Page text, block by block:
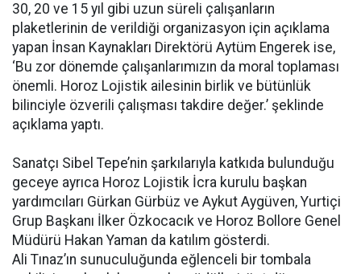
30, 20 ve 15 yıl gibi uzun süreli çalışanların
plaketlerinin de verildiği organizasyon için açıklama
yapan İnsan Kaynakları Direktörü Aytüm Engerek ise,
‘Bu zor dönemde çalışanlarımızın da moral toplaması
önemli. Horoz Lojistik ailesinin birlik ve bütünlük
bilinciyle özverili çalışması takdire değer.’ şeklinde
açıklama yaptı.
Sanatçı Sibel Tepe’nin şarkılarıyla katkıda bulunduğu
geceye ayrıca Horoz Lojistik İcra kurulu başkan
yardımcıları Gürkan Gürbüz ve Aykut Aygüven, Yurtiçi
Grup Başkanı İlker Özkocacık ve Horoz Bollore Genel
Müdürü Hakan Yaman da katılım gösterdi.
Ali Tınaz’ın sunuculuğunda eğlenceli bir tombala